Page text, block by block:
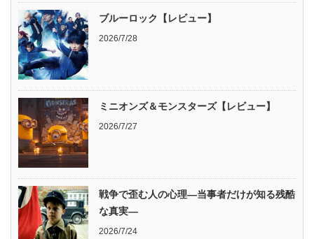
ブルーロック【レビュー】
2026/7/28
ミニオンズ＆モンスターズ【レビュー】
2026/7/27
戦争で歪む人の心理―当事者だけが知る残酷
な真実―
2026/7/24